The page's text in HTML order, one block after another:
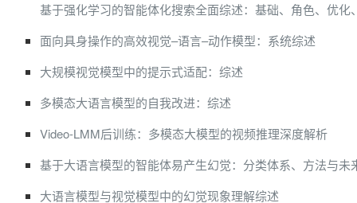
基于强化学习的智能体化搜索全面综述：基础、角色、优化
面向具身操作的高效视觉–语言–动作模型：系统综述
大规模视觉模型中的提示式适配：综述
多模态大语言模型的自我改进：综述
Video-LMM后训练：多模态大模型的视频推理深度解析
基于大语言模型的智能体易产生幻觉：分类体系、方法与未
大语言模型与视觉模型中的幻觉现象理解综述